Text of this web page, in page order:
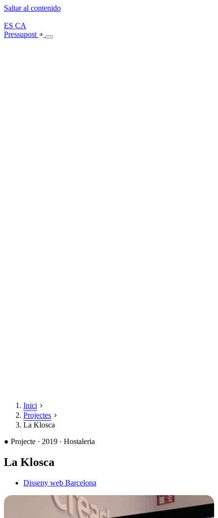
Saltar al contenido
ES CA
Pressupost
Inici
Projectes
La Klosca
● Projecte · 2019 · Hostaleria
La Klosca
Disseny web Barcelona